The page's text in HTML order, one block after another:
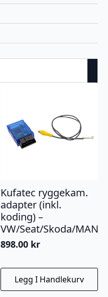
Kufatec ryggekam.
adapter (inkl.
koding) –
VW/Seat/Skoda/MAN
898.00 kr
Legg I Handlekurv